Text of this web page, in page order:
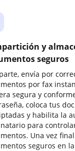
y
seguros
envía por
por fax
segura y
coloca tus
y habilita la
para
Una vez
seguros en